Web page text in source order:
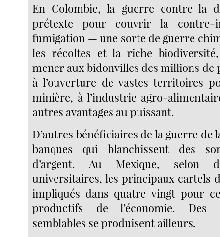
En Colombie, la guerre contre la
prétexte pour couvrir la contre-
fumigation — une sorte de guerre
les récoltes et la riche
mener aux bidonvilles des millions de
à l’ouverture de vastes territoires
minière, à l’industrie agro-
autres avantages au puissant.
D’autres bénéficiaires de la guerre de
banques qui blanchissent des
d’argent. Au Mexique, selon
universitaires, les principaux cartels
impliqués dans quatre vingt pour
productifs de l’économie. Des
semblables se produisent ailleurs.